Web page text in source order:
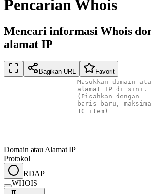
Pencarian Whois
Mencari informasi Whois
alamat IP
Bagikan URL Favorit
Domain atau Alamat IP
Protokol
RDAP
WHOIS